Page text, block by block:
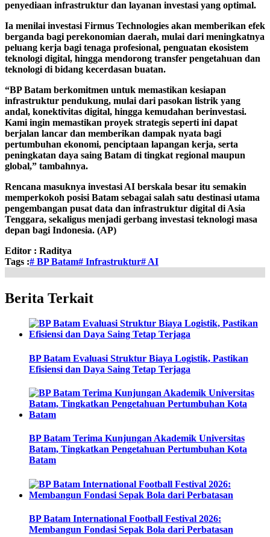
penyediaan infrastruktur dan layanan investasi yang optimal.
Ia menilai investasi Firmus Technologies akan memberikan efek
berganda bagi perekonomian daerah, mulai dari meningkatnya
peluang kerja bagi tenaga profesional, penguatan ekosistem
teknologi digital, hingga mendorong transfer pengetahuan dan
teknologi di bidang kecerdasan buatan.
“BP Batam berkomitmen untuk memastikan kesiapan
infrastruktur pendukung, mulai dari pasokan listrik yang
andal, konektivitas digital, hingga kemudahan berinvestasi.
Kami ingin memastikan proyek strategis seperti ini dapat
berjalan lancar dan memberikan dampak nyata bagi
pertumbuhan ekonomi, penciptaan lapangan kerja, serta
peningkatan daya saing Batam di tingkat regional maupun
global,” tambahnya.
Rencana masuknya investasi AI berskala besar itu semakin
memperkokoh posisi Batam sebagai salah satu destinasi utama
pengembangan pusat data dan infrastruktur digital di Asia
Tenggara, sekaligus menjadi gerbang investasi teknologi masa
depan bagi Indonesia. (AP)
Editor : Raditya
Tags :# BP Batam# Infrastruktur# AI
Berita Terkait
BP Batam Evaluasi Struktur Biaya Logistik, Pastikan
Efisiensi dan Daya Saing Tetap Terjaga
BP Batam Terima Kunjungan Akademik Universitas
Batam, Tingkatkan Pengetahuan Pertumbuhan Kota
Batam
BP Batam International Football Festival 2026:
Membangun Fondasi Sepak Bola dari Perbatasan